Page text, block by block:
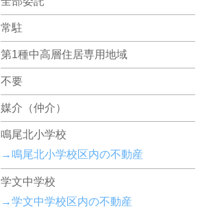
常駐
第1種中高層住居専用地域
不要
媒介（仲介）
鳴尾北小学校
→鳴尾北小学校区内の不動産
学文中学校
→学文中学校区内の不動産